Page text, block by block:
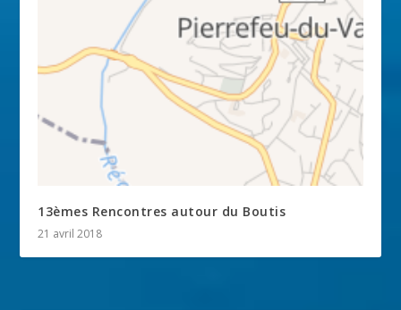
13èmes Rencontres autour du Boutis
21 avril 2018